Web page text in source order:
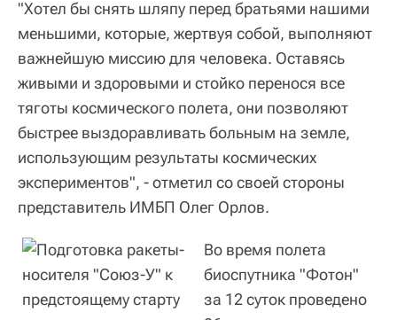
"Хотел бы снять шляпу перед братьями нашими
меньшими, которые, жертвуя собой, выполняют
важнейшую миссию для человека. Оставясь
живыми и здоровыми и стойко перенося все
тяготы космического полета, они позволяют
быстрее выздоравливать больным на земле,
использующим результаты космических
экспериментов", - отметил со своей стороны
представитель ИМБП Олег Орлов.
Во время полета
биоспутника "Фотон"
за 12 суток проведено